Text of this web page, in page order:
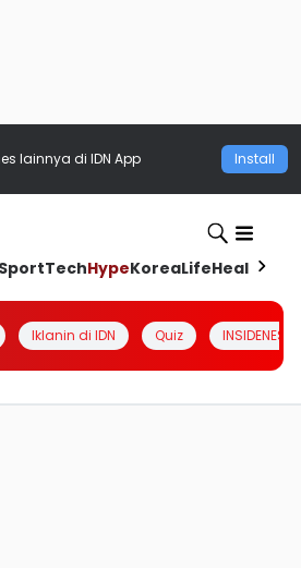
lainnya di IDN App Install
SportTechHypeKoreaLifeHealth
Iklanin di IDN Quiz INSIDENESIA